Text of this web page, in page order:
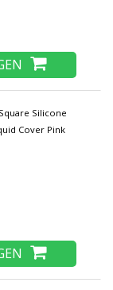
Silicone
Cover Pink